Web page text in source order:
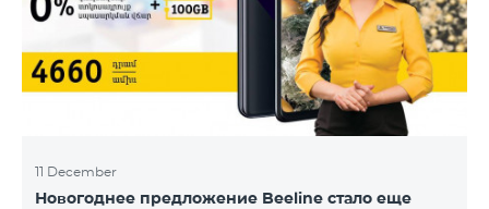
11 December
Новогоднее предложение Beeline стало еще